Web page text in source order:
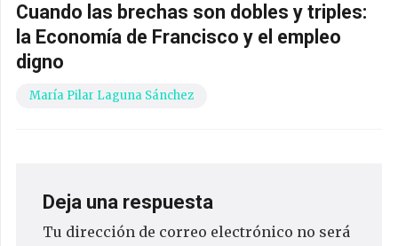
Cuando las brechas son dobles y triples:
la Economía de Francisco y el empleo
digno
María Pilar Laguna Sánchez
Deja una respuesta
Tu dirección de correo electrónico no será